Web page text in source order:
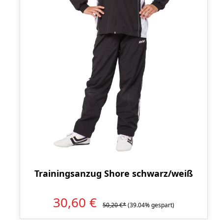
Trainingsanzug Shore schwarz/weiß
30,60 € 50,20 €*(39.04% gespart)